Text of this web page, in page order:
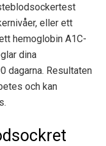
eller ett
hemoglobin A1C-
dina
dagarna. Resultaten
och kan